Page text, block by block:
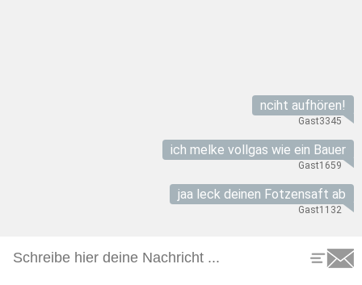
nciht aufhören!
Gast3345
ich melke vollgas wie ein Bauer
Gast1659
jaa leck deinen Fotzensaft ab
Gast1132